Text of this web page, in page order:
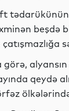
beşdə
görə,
qeydə